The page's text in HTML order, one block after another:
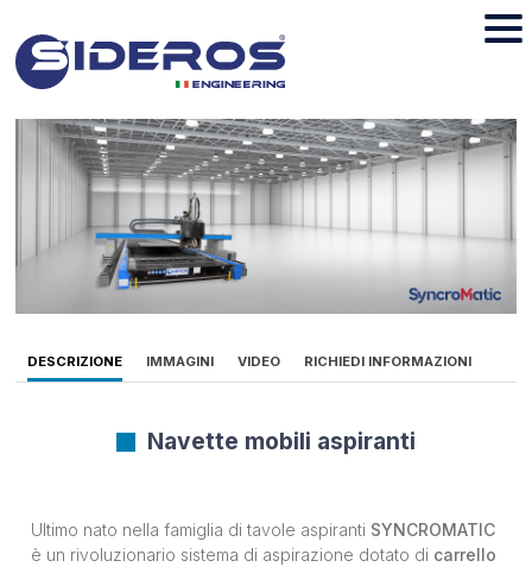
DESCRIZIONE IMMAGINI VIDEO RICHIEDI INFORMAZIONI
Navette mobili aspiranti
Ultimo nato nella famiglia di tavole aspiranti SYNCROMATIC
è un rivoluzionario sistema di aspirazione dotato di carrello